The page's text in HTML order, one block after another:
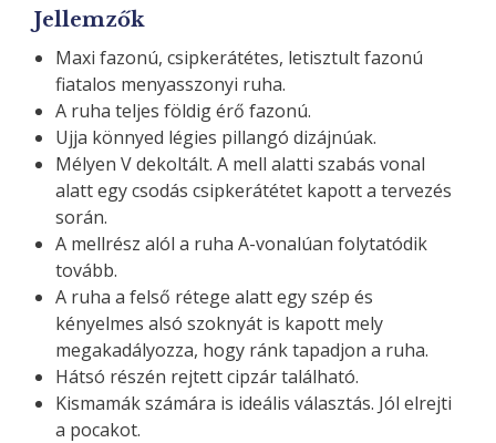
Jellemzők
Maxi fazonú, csipkerátétes, letisztult fazonú
fiatalos menyasszonyi ruha.
A ruha teljes földig érő fazonú.
Ujja könnyed légies pillangó dizájnúak.
Mélyen V dekoltált. A mell alatti szabás vonal
alatt egy csodás csipkerátétet kapott a tervezés
során.
A mellrész alól a ruha A-vonalúan folytatódik
tovább.
A ruha a felső rétege alatt egy szép és
kényelmes alsó szoknyát is kapott mely
megakadályozza, hogy ránk tapadjon a ruha.
Hátsó részén rejtett cipzár található.
Kismamák számára is ideális választás. Jól elrejti
a pocakot.